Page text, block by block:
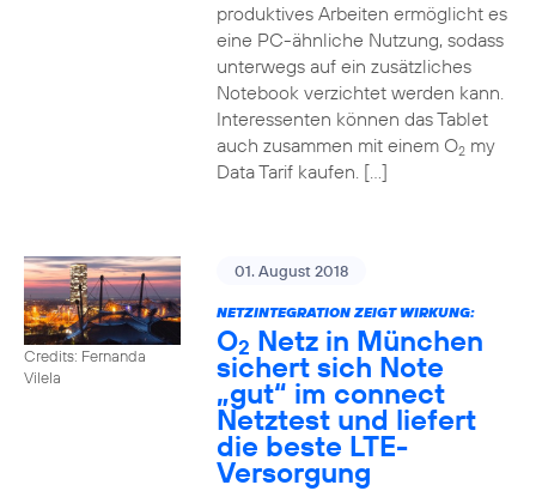
produktives Arbeiten ermöglicht es
eine PC-ähnliche Nutzung, sodass
unterwegs auf ein zusätzliches
Notebook verzichtet werden kann.
Interessenten können das Tablet
auch zusammen mit einem O2my
Data Tarif kaufen. […]
Credits: Fernanda
Vilela
01. August 2018
NETZINTEGRATION ZEIGT WIRKUNG:
O2 Netz in München
sichert sich Note
„gut“ im connect
Netztest und liefert
die beste LTE-
Versorgung